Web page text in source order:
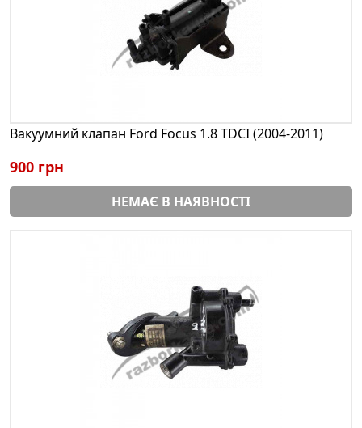
Вакуумний клапан Ford Focus 1.8 TDCI (2004-2011)
900 грн
НЕМАЄ В НАЯВНОСТІ